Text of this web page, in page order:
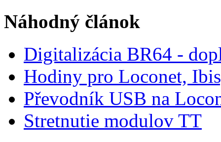
Náhodný článok
Digitalizácia BR64 -
Hodiny pro Loconet,
Převodník USB na
Stretnutie modulov TT